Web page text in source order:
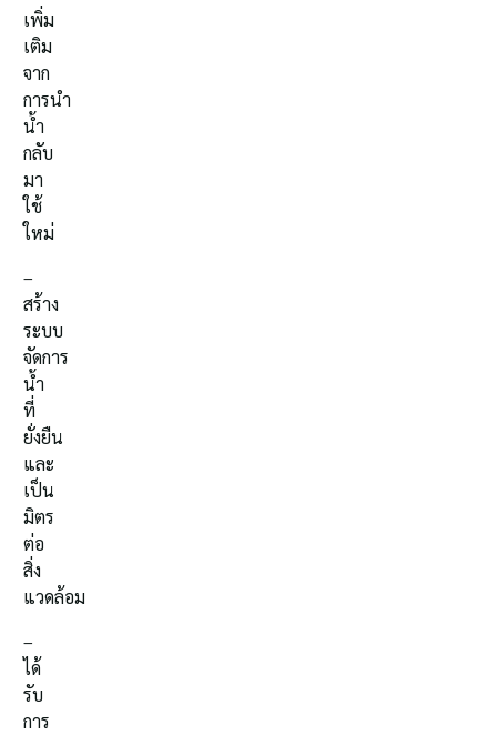
เพิ่ม
เติม
จาก
การนำ
น้ำ
กลับ
มา
ใช้
ใหม่
–
สร้าง
ระบบ
จัดการ
น้ำ
ที่
ยั่งยืน
และ
เป็น
มิตร
ต่อ
สิ่ง
แวดล้อม
–
ได้
รับ
การ